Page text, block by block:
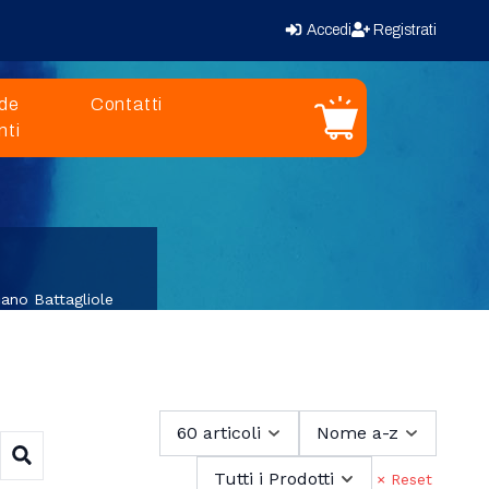
Accedi Registrati
Contatti Carrello
Battagliole
60 articoli Nome a-z
Tutti i Prodotti × Reset